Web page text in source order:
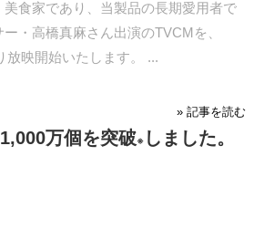
食家であり、当製品の長期愛用者で
・高橋真麻さん出演のTVCMを、
映開始いたします。
...
» 記事を読む
万個を突破※ しました。